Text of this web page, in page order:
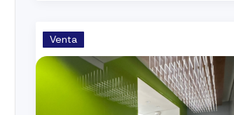
Venta